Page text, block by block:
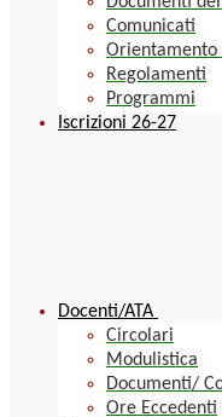
Comunicati
Regolamenti
Programmi
Iscrizioni 26-27
Docenti/ATA
Circolari
Modulistica
Documenti/
Ore Eccedenti